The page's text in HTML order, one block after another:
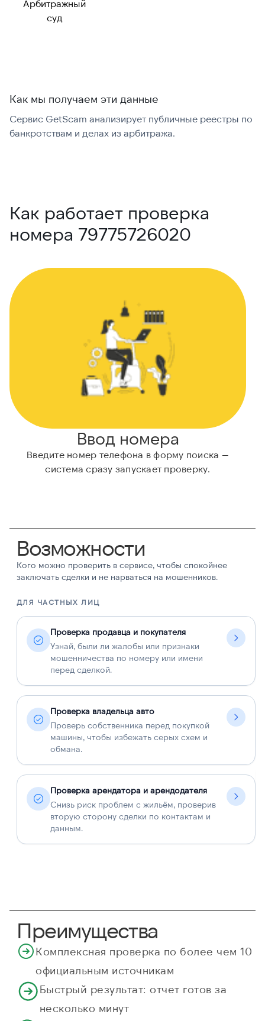
Можно набрать
международно:
Арбитражный
суд
Как мы получаем эти данные
Сервис GetScam анализирует публичные реестры по
банкротствам и делах из арбитража.
Как работает проверка
номера 79775726020
Ввод номера
Введите номер телефона в форму поиска —
система сразу запускает проверку.
Возможности
Кого можно проверить в сервисе, чтобы спокойнее
заключать сделки и не нарваться на мошенников.
ДЛЯ ЧАСТНЫХ ЛИЦ
Проверка продавца и покупателя
Узнай, были ли жалобы или признаки
мошенничества по номеру или имени
перед сделкой.
Проверка владельца авто
Проверь собственника перед покупкой
машины, чтобы избежать серых схем и
обмана.
Проверка арендатора и арендодателя
Снизь риск проблем с жильём, проверив
вторую сторону сделки по контактам и
данным.
Преимущества
Комплексная проверка по более чем 10
официальным источникам
Быстрый результат: отчет готов за
несколько минут